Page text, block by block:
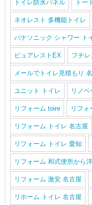
トイレ防水パネル トー
ネオレスト 多機能トイレ
パナソニック シャワー ト
ピュアレストEX フチレ
メールでトイレ見積もり
ユニット トイレ リノ
リフォーム toire リフォ
リフォーム トイレ 名古屋
リフォーム トイレ 愛知
リフォーム 和式便所から
リフォーム 激安 名古屋
リホーム トイレ 名古屋